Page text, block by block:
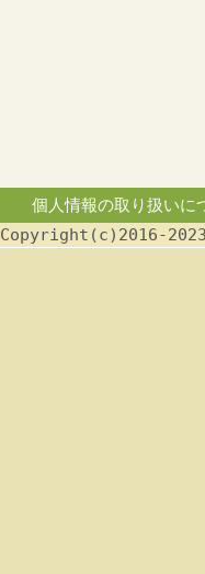
個人情報の取り扱いに
Copyright(c)2016-